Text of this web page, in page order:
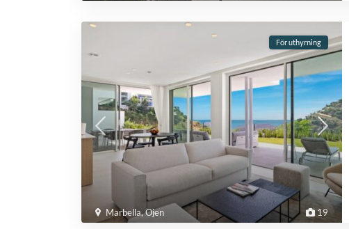
19
Marbella,Ojen
För uthyrning